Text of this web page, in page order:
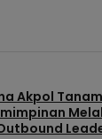
Akpol